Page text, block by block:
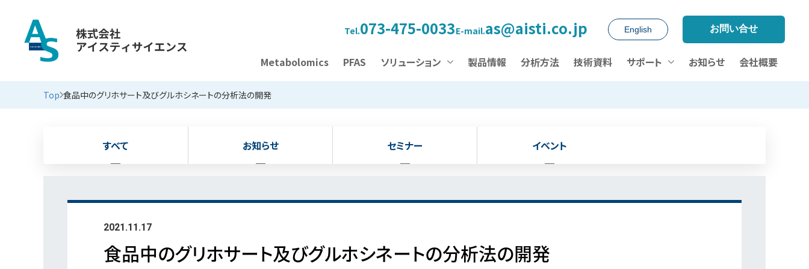
Tel.073-475-0033E-mail.as@aisti.co.jp English お問い合せ
Metabolomics PFAS ソリューション 製品情報 分析方法 技術資料 サポート お知らせ 会社概要
Top 食品中のグリホサート及びグルホシネートの分析法の開発
新着情報
すべて お知らせ セミナー イベント
2021.11.17
食品中のグリホサート及びグルホシネートの分析法の開発